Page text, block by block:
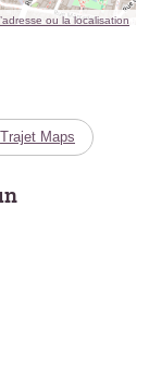
ou la localisation
Trajet Maps